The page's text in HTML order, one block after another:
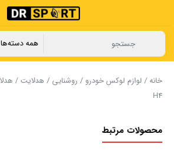
خانه/ لوازم لوکس خودرو / روشنایی / هدلایت
H4
محصولات مرتبط